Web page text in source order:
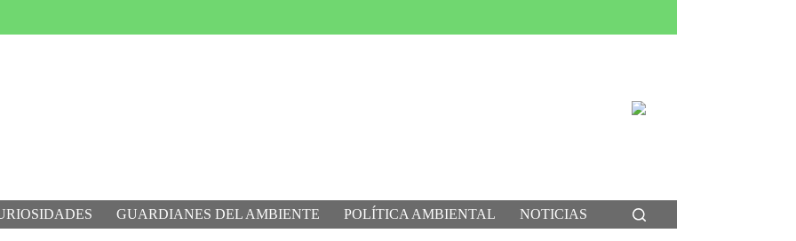
GUARDIANES DEL AMBIENTE POLÍTICA AMBIENTAL NOTICIAS